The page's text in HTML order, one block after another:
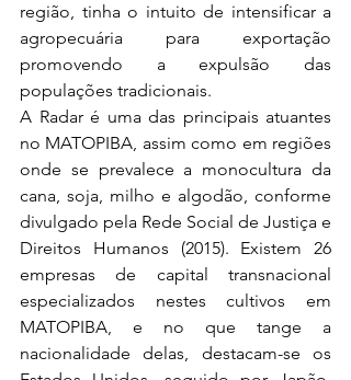
região, tinha o intuito de intensificar a
agropecuária para exportação
promovendo a expulsão das
populações tradicionais.
A Radar é uma das principais atuantes
no MATOPIBA, assim como em regiões
onde se prevalece a monocultura da
cana, soja, milho e algodão, conforme
divulgado pela Rede Social de Justiça e
Direitos Humanos (2015). Existem 26
empresas de capital transnacional
especializados nestes cultivos em
MATOPIBA, e no que tange a
nacionalidade delas, destacam-se os